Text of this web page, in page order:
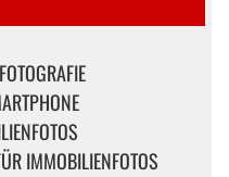
IMMOBILIENFOTOS